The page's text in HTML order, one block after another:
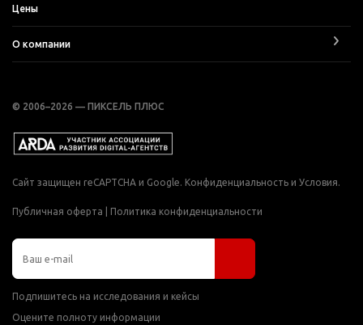
Цены
О компании
© 2006–2026 — ПИКСЕЛЬ ПЛЮС
Сайт защищен reCAPTCHA и Google. Конфиденциальность и Условия.
Публичная оферта Политика конфиденциальности
Подпишитесь на исследования и кейсы
Оцените полноту информации